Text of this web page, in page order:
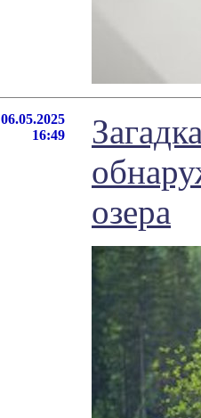
06.05.2025
16:49
озера